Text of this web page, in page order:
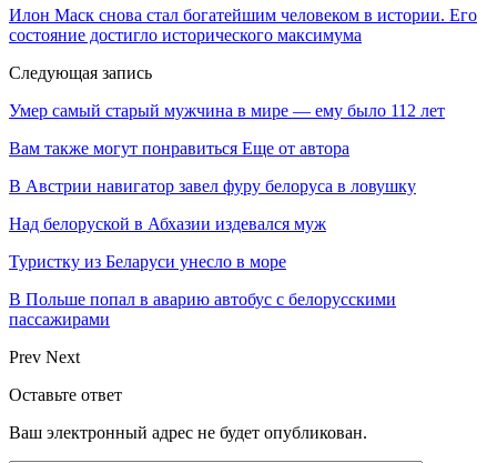
Илон Маск снова стал богатейшим человеком в истории. Его
состояние достигло исторического максимума
Следующая запись
Умер самый старый мужчина в мире — ему было 112 лет
Вам также могут понравиться Еще от автора
В Австрии навигатор завел фуру белоруса в ловушку
Над белоруской в Абхазии издевался муж
Туристку из Беларуси унесло в море
В Польше попал в аварию автобус с белорусскими
пассажирами
Prev Next
Оставьте ответ
Ваш электронный адрес не будет опубликован.